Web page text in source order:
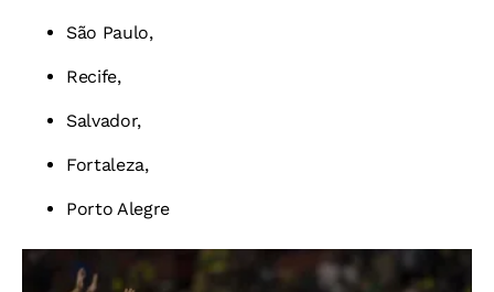
São Paulo,
Recife,
Salvador,
Fortaleza,
Porto Alegre